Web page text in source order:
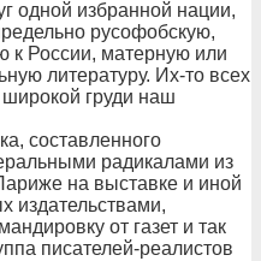
одной избранной нации,
русофобскую,
к России, матерную или
литературу. Их-то всех
груди наш
составленного
радикалами из
на выставке и иной
издательствами,
от газет и так
писателей-реалистов